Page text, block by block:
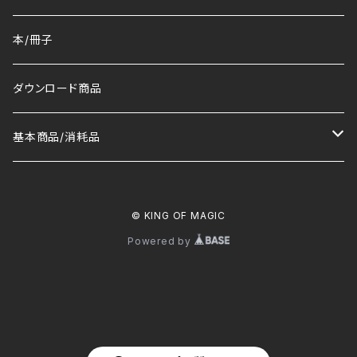
本/冊子
ダウンロード商品
基本商品/消耗品
© KING OF MAGIC
Powered by